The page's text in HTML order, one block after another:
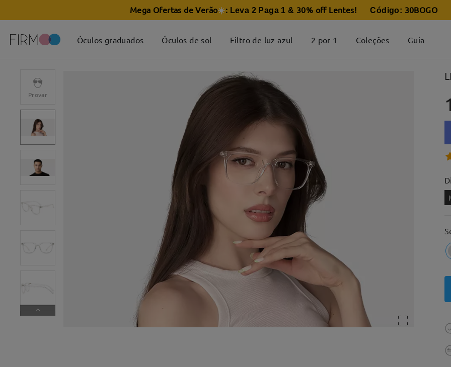
Mega Ofertas de Verão☀️: Leva 2 Paga 1 & 30% off Lentes! Código: 30BOGO
Óculos graduados Óculos de sol Filtro de luz azul 2 por 1 Coleções Guia
Provar